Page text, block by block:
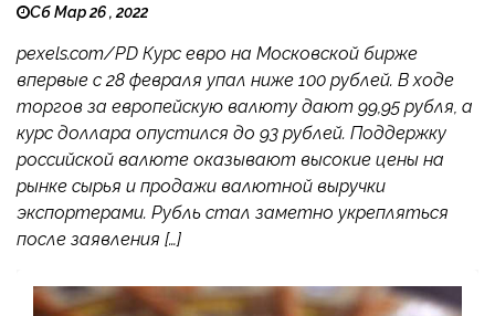
Сб Мар 26 , 2022
pexels.com/PD Курс евро на Московской бирже
впервые с 28 февраля упал ниже 100 рублей. В ходе
торгов за европейскую валюту дают 99,95 рубля, а
курс доллара опустился до 93 рублей. Поддержку
российской валюте оказывают высокие цены на
рынке сырья и продажи валютной выручки
экспортерами. Рубль стал заметно укрепляться
после заявления […]